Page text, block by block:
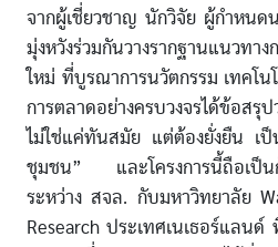
จากผู้เชี่ยวชาญ นักวิจัย ผู้กำหนด
มุ่งหวังร่วมกันวางรากฐานแนวทา
ใหม่ ที่บูรณาการนวัตกรรม เทคโน
การตลาดอย่างครบวงจรได้ข้อสรุ
ไม่ใช่แค่ทันสมัย แต่ต้องยั่งยืน เ
ชุมชน” และโครงการนี้ถือเป็น
ระหว่าง สจล. กับมหาวิทยาลัย
Research ประเทศเนเธอร์แลน